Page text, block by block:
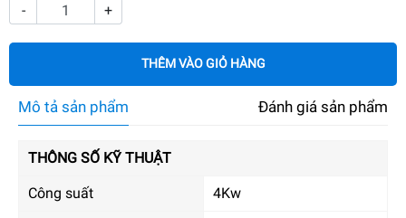
- +
THÊM VÀO GIỎ HÀNG
Mô tả sản phẩm Đánh giá sản phẩm
THÔNG SỐ KỸ THUẬT
Công suất 4Kw